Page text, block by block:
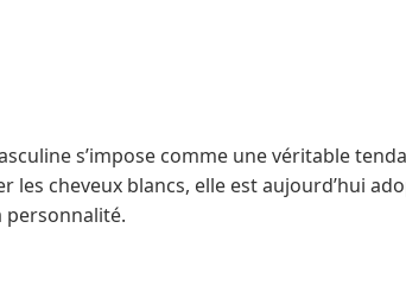
s’impose comme une véritable
les cheveux blancs, elle est aujourd’hui
personnalité.